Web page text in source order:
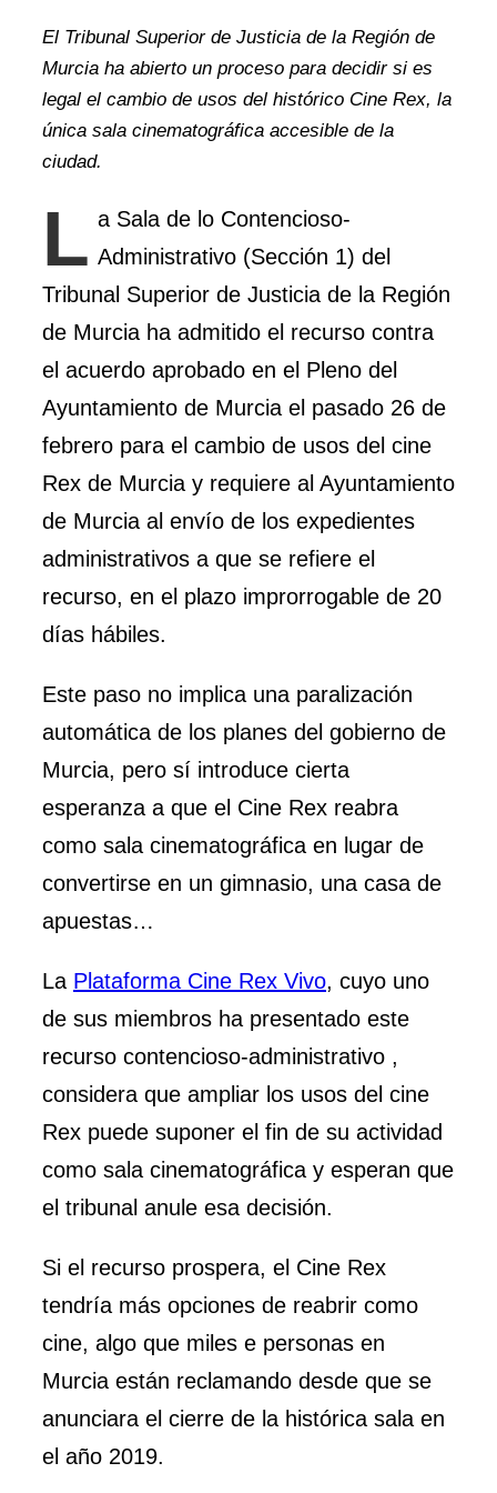
El Tribunal Superior de Justicia de la Región de
Murcia ha abierto un proceso para decidir si es
legal el cambio de usos del histórico Cine Rex, la
única sala cinematográfica accesible de la
ciudad.
L a Sala de lo Contencioso-
Administrativo (Sección 1) del
Tribunal Superior de Justicia de la Región
de Murcia ha admitido el recurso contra
el acuerdo aprobado en el Pleno del
Ayuntamiento de Murcia el pasado 26 de
febrero para el cambio de usos del cine
Rex de Murcia y requiere al Ayuntamiento
de Murcia al envío de los expedientes
administrativos a que se refiere el
recurso, en el plazo improrrogable de 20
días hábiles.
Este paso no implica una paralización
automática de los planes del gobierno de
Murcia, pero sí introduce cierta
esperanza a que el Cine Rex reabra
como sala cinematográfica en lugar de
convertirse en un gimnasio, una casa de
apuestas…
La Plataforma Cine Rex Vivo, cuyo uno
de sus miembros ha presentado este
recurso contencioso-administrativo ,
considera que ampliar los usos del cine
Rex puede suponer el fin de su actividad
como sala cinematográfica y esperan que
el tribunal anule esa decisión.
Si el recurso prospera, el Cine Rex
tendría más opciones de reabrir como
cine, algo que miles e personas en
Murcia están reclamando desde que se
anunciara el cierre de la histórica sala en
el año 2019.